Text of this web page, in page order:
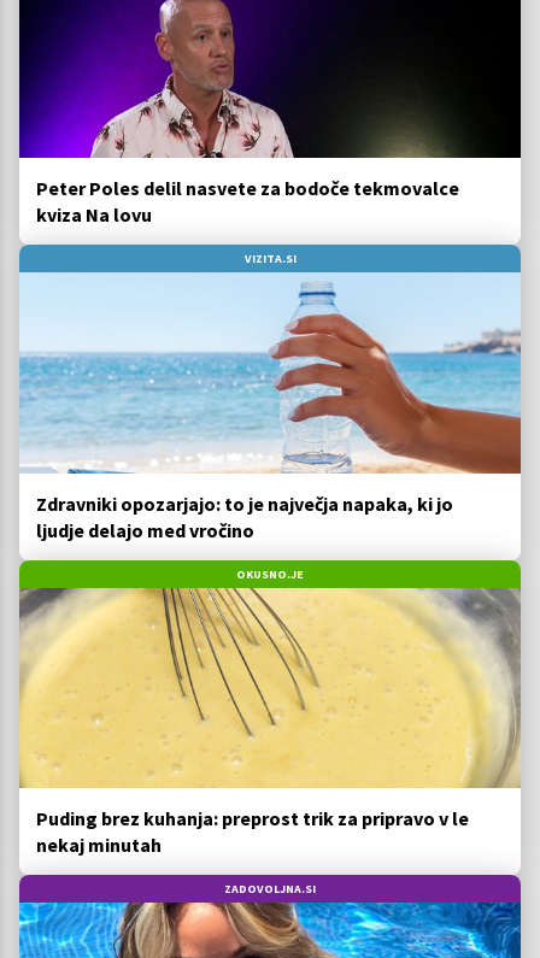
Peter Poles delil nasvete za bodoče tekmovalce
kviza Na lovu
VIZITA.SI
Zdravniki opozarjajo: to je največja napaka, ki jo
ljudje delajo med vročino
OKUSNO.JE
Puding brez kuhanja: preprost trik za pripravo v le
nekaj minutah
ZADOVOLJNA.SI